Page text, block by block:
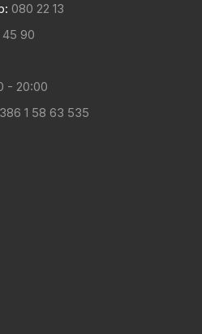
080 22 13
45 90
- 20:00
1 58 63 535